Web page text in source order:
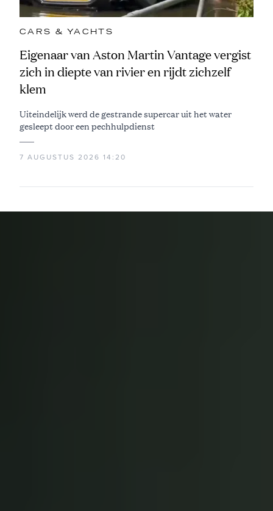
CARS & YACHTS
Eigenaar van Aston Martin Vantage vergist
zich in diepte van rivier en rijdt zichzelf
klem
Uiteindelijk werd de gestrande supercar uit het water
gesleept door een pechhulpdienst
7 AUGUSTUS 2026 14:20